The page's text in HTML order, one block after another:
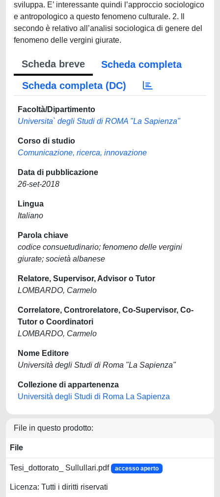
sviluppa. E’ interessante quindi l’approccio sociologico
e antropologico a questo fenomeno culturale. 2. Il
secondo è relativo all’analisi sociologica di genere del
fenomeno delle vergini giurate.
Scheda breve
Scheda completa
Scheda completa (DC)
Facoltà/Dipartimento
Universita` degli Studi di ROMA "La Sapienza"
Corso di studio
Comunicazione, ricerca, innovazione
Data di pubblicazione
26-set-2018
Lingua
Italiano
Parola chiave
codice consuetudinario; fenomeno delle vergini
giurate; società albanese
Relatore, Supervisor, Advisor o Tutor
LOMBARDO, Carmelo
Correlatore, Controrelatore, Co-Supervisor, Co-
Tutor o Coordinatori
LOMBARDO, Carmelo
Nome Editore
Università degli Studi di Roma "La Sapienza"
Collezione di appartenenza
Università degli Studi di Roma La Sapienza
File in questo prodotto:
File
Tesi_dottorato_ Sullullari.pdf accesso aperto
Licenza: Tutti i diritti riservati